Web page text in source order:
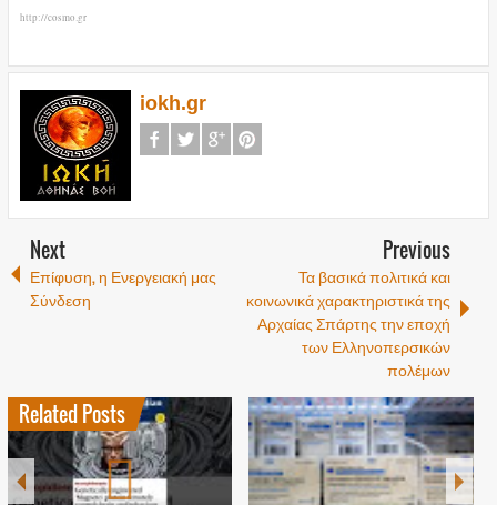
http://cosmo.gr
iokh.gr
Next
Επίφυση, η Ενεργειακή μας
Σύνδεση
Previous
Τα βασικά πολιτικά και
κοινωνικά χαρακτηριστικά της
Αρχαίας Σπάρτης την εποχή
των Ελληνοπερσικών
πολέμων
Related Posts